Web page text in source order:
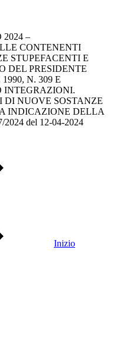
2024 –
CONTENENTI
STUPEFACENTI E
DEL PRESIDENTE
N. 309 E
INTEGRAZIONI.
NUOVE SOSTANZE
INDICAZIONE DELLA
2024 del 12-04-2024
Inizio